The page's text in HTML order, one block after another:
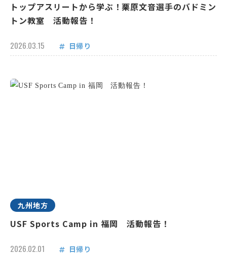
トップアスリートから学ぶ！栗原文音選手のバドミン
トン教室 活動報告！
2026.03.15 日帰り
九州地方
USF Sports Camp in 福岡 活動報告！
2026.02.01 日帰り